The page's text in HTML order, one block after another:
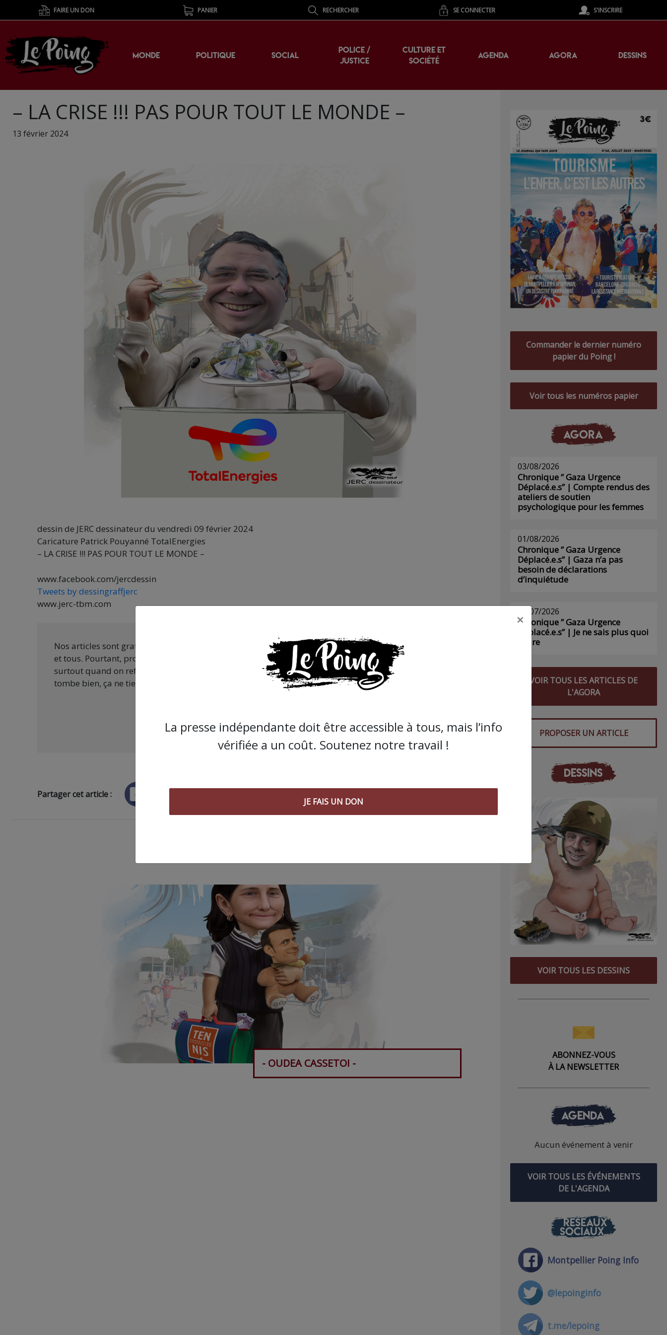
FAIRE UN DON PANIER RECHERCHER SE CONNECTER S'INSCRIRE
MONDE POLITIQUE SOCIAL
POLICE /
JUSTICE
CULTURE ET
SOCIÉTÉ
AGENDA AGORA DESSINS
– LA CRISE !!! PAS POUR TOUT LE MONDE –
13 février 2024
dessin de JERC dessinateur du vendredi 09 février 2024
Caricature Patrick Pouyanné TotalEnergies
– LA CRISE !!! PAS POUR TOUT LE MONDE –
www.facebook.com/jercdessin
Tweets by dessingraffjerc
www.jerc-tbm.com
Nos articles sont gratuits car nous pensons que la presse indépendante doit être accessible à toutes
et tous. Pourtant, produire une information engagée et de qualité nécessite du temps et de l’argent,
surtout quand on refuse d’être aux ordres de Bolloré et de ses amis… Pourvu que ça dure ! Ça
tombe bien, ça ne tient qu’à vous :
Partager cet article :
- OUDEA CASSETOI -
Commander le dernier numéro
papier du Poing !
Voir tous les numéros papier
AGORA
03/08/2026
Chronique ” Gaza Urgence
Déplacé.e.s” | Compte rendus des
ateliers de soutien
psychologique pour les femmes
01/08/2026
Chronique ” Gaza Urgence
Déplacé.e.s” | Gaza n’a pas
besoin de déclarations
d’inquiétude
29/07/2026
Chronique ” Gaza Urgence
Déplacé.e.s” | Je ne sais plus quoi
écrire
VOIR TOUS LES ARTICLES DE
L'AGORA
PROPOSER UN ARTICLE
DESSINS
VOIR TOUS LES DESSINS
ABONNEZ-VOUS
À LA NEWSLETTER
AGENDA
Aucun événement à venir
VOIR TOUS LES ÉVÉNEMENTS
DE L'AGENDA
RÉSEAUX
SOCIAUX
Montpellier Poing Info
@lepoinginfo
t.me/lepoing
×
La presse indépendante doit être accessible à tous, mais l’info
vérifiée a un coût. Soutenez notre travail !
JE FAIS UN DON